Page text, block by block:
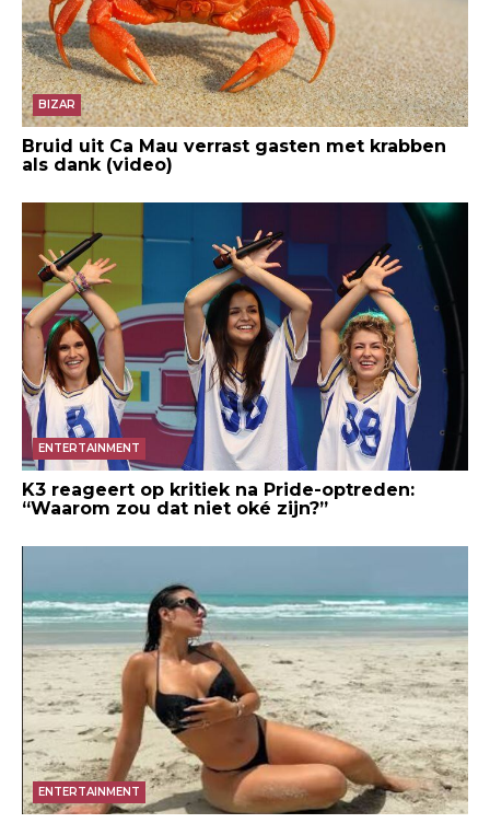
BIZAR
Bruid uit Ca Mau verrast gasten met krabben
als dank (video)
ENTERTAINMENT
K3 reageert op kritiek na Pride-optreden:
“Waarom zou dat niet oké zijn?”
ENTERTAINMENT